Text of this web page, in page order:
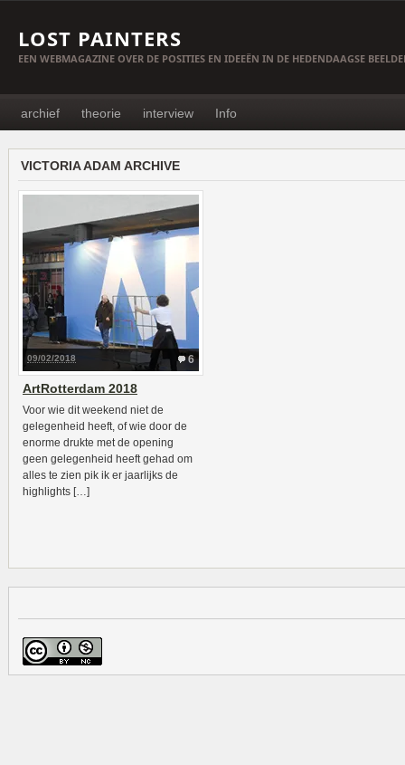
LOST PAINTERS
EEN WEBMAGAZINE OVER DE POSITIES EN IDEEËN IN DE HEDENDAAGSE
archief theorie interview Info
VICTORIA ADAM ARCHIVE
6
09/02/2018
ArtRotterdam 2018
Voor wie dit weekend niet de
gelegenheid heeft, of wie door de
enorme drukte met de opening
geen gelegenheid heeft gehad om
alles te zien pik ik er jaarlijks de
highlights […]